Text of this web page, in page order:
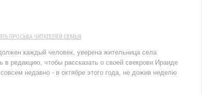
ПРОСЬБА ЧИТАТЕЛЕЙ СЕМЬЯ
каждый человек, уверена жительница села
редакцию, чтобы рассказать о своей свекрови Ираиде
недавно - в октябре этого года, не дожив неделю